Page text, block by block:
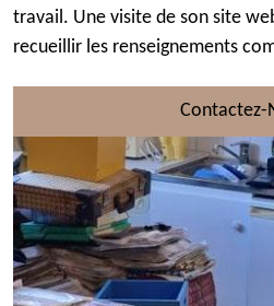
travail. Une visite de son site
recueillir les renseignements
Contactez-